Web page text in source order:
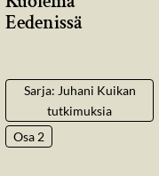
Eedenissä
Sarja: Juhani Kuikan
tutkimuksia
Osa 2